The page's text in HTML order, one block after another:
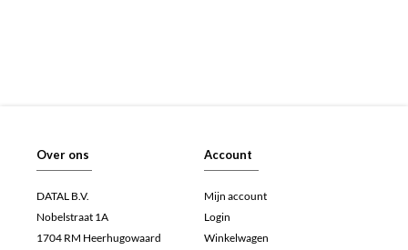
Over ons
DATAL B.V.
Nobelstraat 1A
1704 RM Heerhugowaard
Account
Mijn account
Login
Winkelwagen